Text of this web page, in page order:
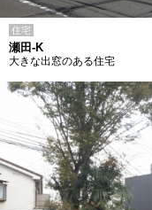
住宅
瀬田-K
大きな出窓のある住宅